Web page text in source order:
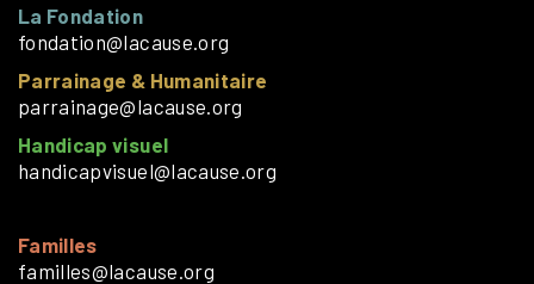
La Fondation
fondation@lacause.org
Parrainage & Humanitaire
parrainage@lacause.org
Handicap visuel
handicapvisuel@lacause.org
Familles
familles@lacause.org